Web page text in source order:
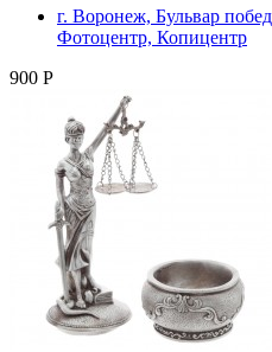
г. Воронеж, Бульвар
Фотоцентр, Копицентр
900 Р